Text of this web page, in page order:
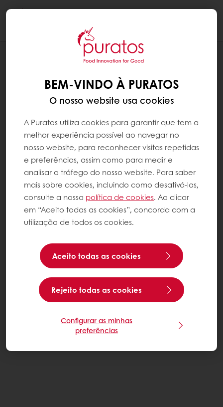
SEMIFRIO DE CHOCOLATE &
CARAMELOBEM-VINDO À PURATOS
O nosso website usa cookies
A Puratos utiliza cookies para garantir que tem a
melhor experiência possível ao navegar no
nosso website, para reconhecer visitas repetidas
e preferências, assim como para medir e
analisar o tráfego do nosso website. Para saber
mais sobre cookies, incluindo como desativá-las,
consulte a nossa política de cookies. Ao clicar
em “Aceito todas as cookies”, concorda com a
utilização de todos os cookies.
Aceito todas as cookies
Rejeito todas as cookies
Configurar as minhas
preferências